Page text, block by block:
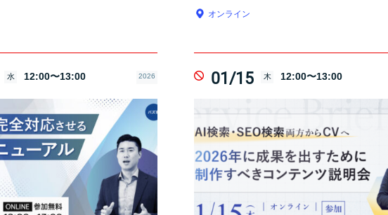
オンライン
水 12:00〜13:00 2026 01/15 木 12:00〜13:00